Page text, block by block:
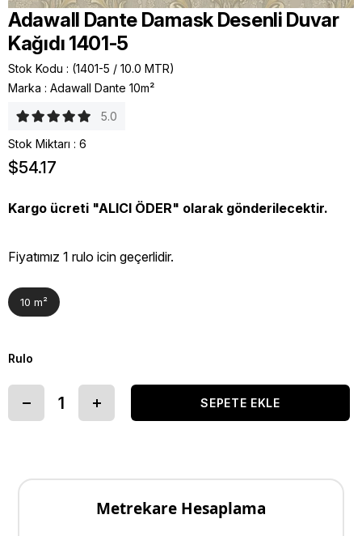
Adawall Dante Damask Desenli Duvar
Kağıdı 1401-5
Stok Kodu
(1401-5 / 10.0 MTR)
Marka : Adawall Dante 10m²
5.0
Stok Miktarı : 6
$54.17
Kargo ücreti "ALICI ÖDER" olarak gönderilecektir.
Fiyatımız 1 rulo icin geçerlidir.
10 m²
Rulo
Metrekare Hesaplama